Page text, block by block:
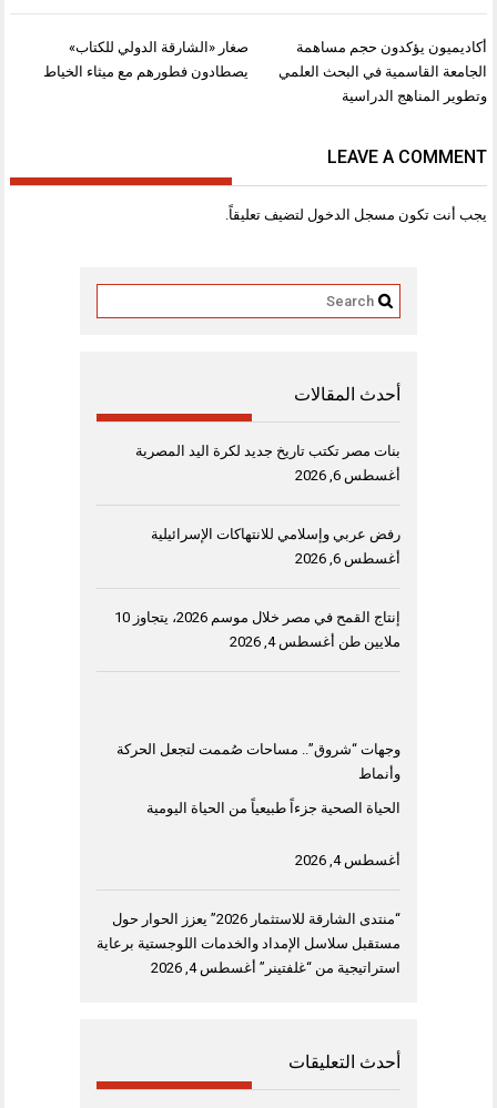
تصفّح
المقالات
صغار «الشارقة الدولي للكتاب»
يصطادون فطورهم مع ميثاء الخياط
أكاديميون يؤكدون حجم مساهمة
الجامعة القاسمية في البحث العلمي
وتطوير المناهج الدراسية
LEAVE A COMMENT
يجب أنت تكون مسجل الدخول لتضيف تعليقاً.
أحدث المقالات
بنات مصر تكتب تاريخ جديد لكرة اليد المصرية
أغسطس 6, 2026
رفض عربي وإسلامي للانتهاكات الإسرائيلية
أغسطس 6, 2026
إنتاج القمح في مصر خلال موسم 2026، يتجاوز 10
ملايين طن أغسطس 4, 2026
وجهات “شروق”.. مساحات صُممت لتجعل الحركة
وأنماط
الحياة الصحية جزءاً طبيعياً من الحياة اليومية
أغسطس 4, 2026
“منتدى الشارقة للاستثمار 2026” يعزز الحوار حول
مستقبل سلاسل الإمداد والخدمات اللوجستية برعاية
استراتيجية من “غلفتينر” أغسطس 4, 2026
أحدث التعليقات